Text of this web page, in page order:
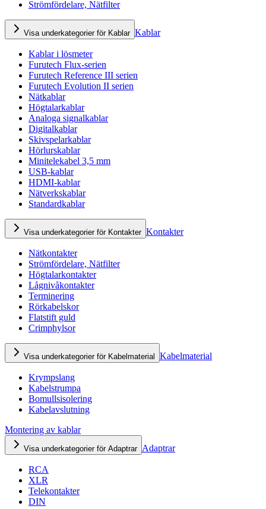
Strömfördelare, Nätfilter
Visa underkategorier för Kablar Kablar
Kablar i lösmeter
Furutech Flux-serien
Furutech Reference III serien
Furutech Evolution II serien
Nätkablar
Högtalarkablar
Analoga signalkablar
Digitalkablar
Skivspelarkablar
Hörlurskablar
Minitelekabel 3,5 mm
USB-kablar
HDMI-kablar
Nätverkskablar
Standardkablar
Visa underkategorier för Kontakter Kontakter
Nätkontakter
Strömfördelare, Nätfilter
Högtalarkontakter
Lågnivåkontakter
Terminering
Rörkabelskor
Flatstift guld
Crimphylsor
Visa underkategorier för Kabelmaterial Kabelmaterial
Krympslang
Kabelstrumpa
Bomullsisolering
Kabelavslutning
Montering av kablar
Visa underkategorier för Adaptrar Adaptrar
RCA
XLR
Telekontakter
DIN